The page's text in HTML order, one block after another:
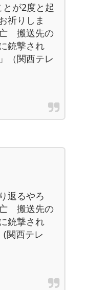
が2度と起
祈りしま
搬送先の
銃撃され
（関西テレ
返るやろ
亡 搬送先の
銃撃され
関西テレ